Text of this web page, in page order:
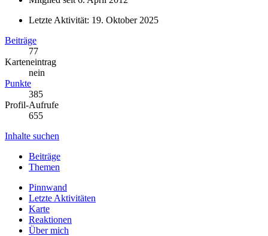
Letzte Aktivität: 19. Oktober 2025
Beiträge
77
Karteneintrag
nein
Punkte
385
Profil-Aufrufe
655
Inhalte suchen
Beiträge
Themen
Pinnwand
Letzte Aktivitäten
Karte
Reaktionen
Über mich